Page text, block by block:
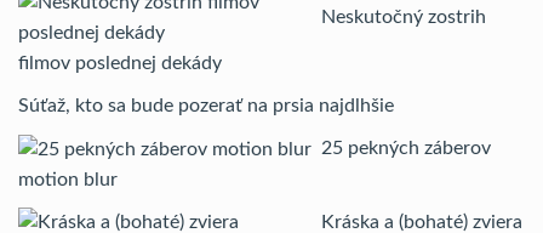
Neskutočný zostrih
filmov poslednej dekády
Súťaž, kto sa bude pozerať na prsia najdlhšie
25 pekných záberov
motion blur
Kráska a (bohaté) zviera